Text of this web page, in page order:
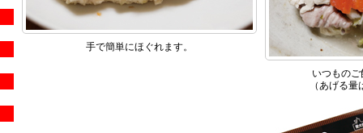
手で簡単にほぐれます。
いつもの
（あげる